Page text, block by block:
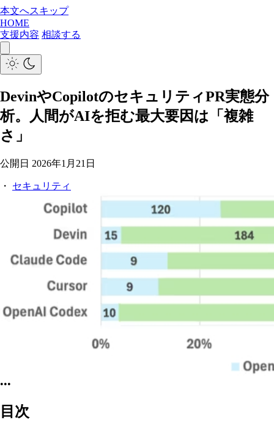
本文へスキップ
HOME
支援内容 相談する
DevinやCopilotのセキュリティPR実態分
析。人間がAIを拒む最大要因は「複雑
さ」
公開日 2026年1月21日
・ セキュリティ
•••
目次